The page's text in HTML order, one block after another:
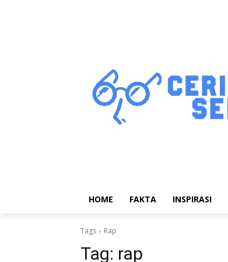
HOME FAKTA INSPIRASI
Tags Rap
Tag: rap